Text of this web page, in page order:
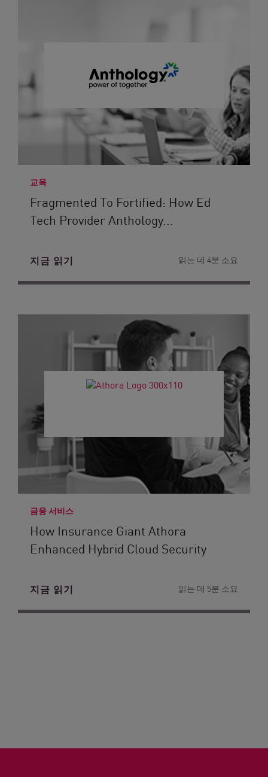
교육
Fragmented To Fortified: How Ed
Tech Provider Anthology...
지금 읽기 읽는 데 4분 소요
금융 서비스
How Insurance Giant Athora
Enhanced Hybrid Cloud Security
지금 읽기 읽는 데 5분 소요